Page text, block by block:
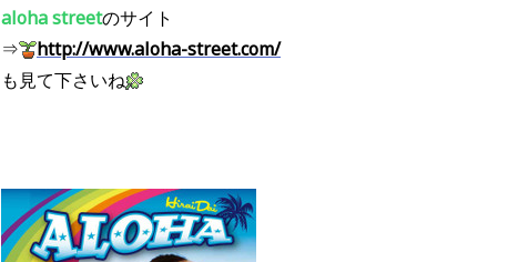
aloha streetのサイト
⇒
http://www.aloha-street.com/
も見て下さいね